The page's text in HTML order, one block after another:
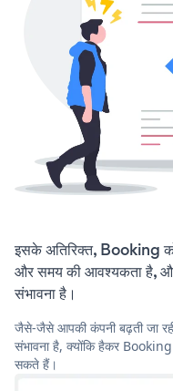
इसके अतिरिक्त, Booking
और समय की आवश्यकता है,
संभावना है।
जैसे-जैसे आपकी कंपनी बढ़ती जा
संभावना है, क्योंकि हैकर Booking
सकते हैं।